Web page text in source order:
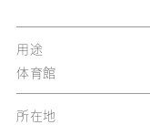
用途
体育館
所在地